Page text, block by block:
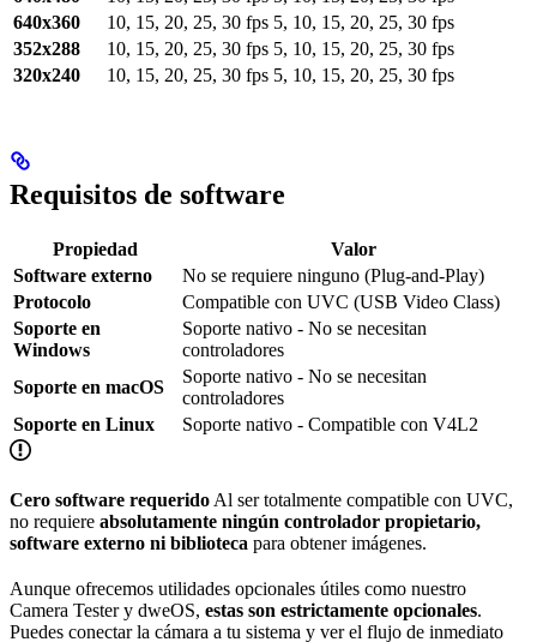
640x360
10, 15, 20, 25, 30 fps 5, 10, 15, 20, 25, 30 fps
352x288
10, 15, 20, 25, 30 fps 5, 10, 15, 20, 25, 30 fps
320x240
10, 15, 20, 25, 30 fps 5, 10, 15, 20, 25, 30 fps
Requisitos de software
Propiedad
Valor
Software externo
No se requiere ninguno (Plug-and-Play)
Protocolo
Compatible con UVC (USB Video Class)
Soporte en
Windows
Soporte nativo - No se necesitan
controladores
Soporte en macOS
Soporte nativo - No se necesitan
controladores
Soporte en Linux
Soporte nativo - Compatible con V4L2
Cero software requerido Al ser totalmente compatible con UVC,
no requiere absolutamente ningún controlador propietario,
software externo ni biblioteca para obtener imágenes.
Aunque ofrecemos utilidades opcionales útiles como nuestro
Camera Tester y dweOS, estas son estrictamente opcionales.
Puedes conectar la cámara a tu sistema y ver el flujo de inmediato